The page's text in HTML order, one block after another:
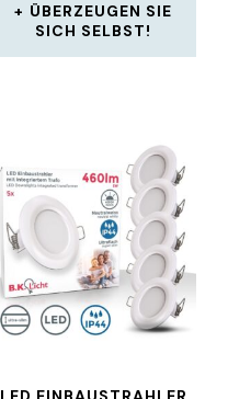
ÜBERZEUGEN SIE
SICH SELBST!